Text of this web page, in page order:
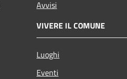
Avvisi
VIVERE IL COMUNE
Luoghi
Eventi